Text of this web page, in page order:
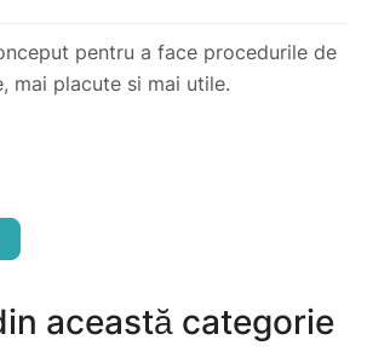
pentru a face procedurile de
mai placute si mai utile.
de regenerare si emoliere.
usor, elimina inflamatiile si
pielea si sporeste elasticitatea.
această categorie